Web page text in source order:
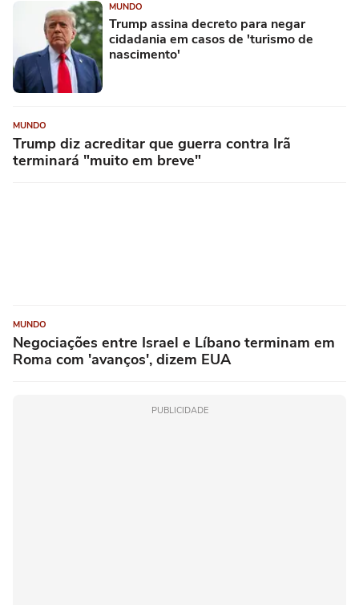
MUNDO
Trump assina decreto para negar
cidadania em casos de 'turismo de
nascimento'
MUNDO
Trump diz acreditar que guerra contra Irã
terminará "muito em breve"
MUNDO
Negociações entre Israel e Líbano terminam em
Roma com 'avanços', dizem EUA
PUBLICIDADE